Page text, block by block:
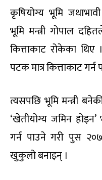
कृषियोग्य भूमि
भूमि मन्त्री गोपाल
कित्ताकाट रोकेका
पटक मात्र कित्ताकाट गर्न
त्यसपछि भूमि मन्त्री
‘खेतीयोग्य जमिन
गर्न पाउने गरी पुस
खुकुलो बनाइन् ।